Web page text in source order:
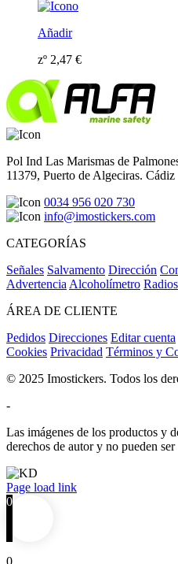
Añadir
zº 2,47 €
Pol Ind Las Marismas de
11379, Puerto de Algeciras. Cádiz
0034 956 020 730
info@imostickers.com
CATEGORÍAS
Señales Salvamento Dirección
Advertencia Alcoholímetro Radios
ÁREA DE CLIENTE
Pedidos Direcciones Editar cuenta
Cookies Privacidad Términos y
© 2025 Imostickers. Todos los
-
Las imágenes de los productos y
derechos de autor y no pueden
Facebook
Twitter
Instagram
Pinterest
Page load link
0